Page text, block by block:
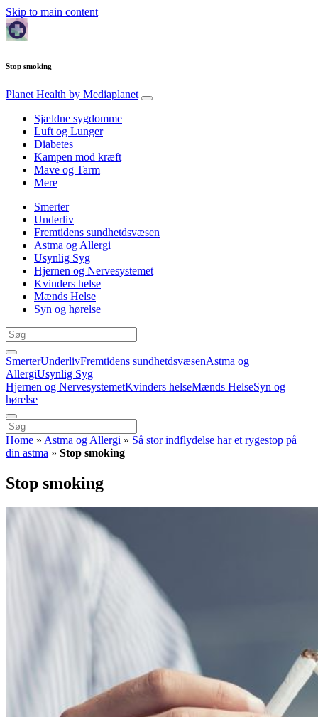
Skip to main content
Stop smoking
Planet Health by Mediaplanet
Sjældne sygdomme
Luft og Lunger
Diabetes
Kampen mod kræft
Mave og Tarm
Mere
Smerter
Underliv
Fremtidens sundhetdsvæsen
Astma og Allergi
Usynlig Syg
Hjernen og Nervesystemet
Kvinders helse
Mænds Helse
Syn og hørelse
SmerterUnderlivFremtidens sundhetdsvæsenAstma og
AllergiUsynlig Syg
Hjernen og NervesystemetKvinders helseMænds HelseSyn og
hørelse
Home » Astma og Allergi » Så stor indflydelse har et rygestop på
din astma » Stop smoking
Stop smoking